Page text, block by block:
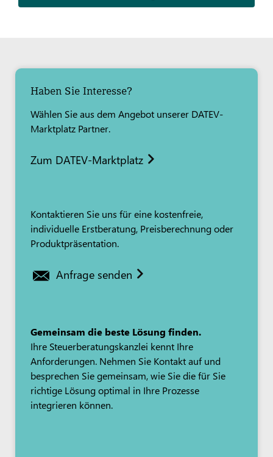
Haben Sie Interesse?
Wählen Sie aus dem Angebot unserer DATEV-
Marktplatz Partner.
Zum DATEV-Marktplatz
Kontaktieren Sie uns für eine kostenfreie,
individuelle Erstberatung, Preisberechnung oder
Produktpräsentation.
Anfrage senden
Gemeinsam die beste Lösung finden.
Ihre Steuerberatungskanzlei kennt Ihre
Anforderungen. Nehmen Sie Kontakt auf und
besprechen Sie gemeinsam, wie Sie die für Sie
richtige Lösung optimal in Ihre Prozesse
integrieren können.